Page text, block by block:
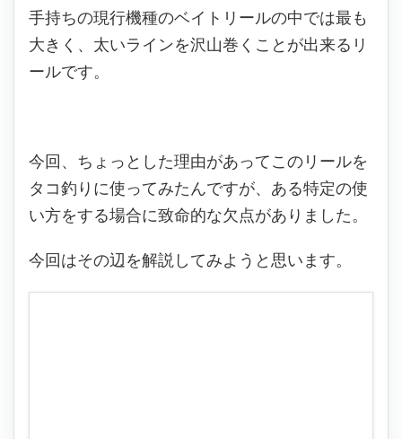
手持ちの現行機種のベイトリールの中では最も
大きく、太いラインを沢山巻くことが出来るリ
ールです。
今回、ちょっとした理由があってこのリールを
タコ釣りに使ってみたんですが、ある特定の使
い方をする場合に致命的な欠点がありました。
今回はその辺を解説してみようと思います。